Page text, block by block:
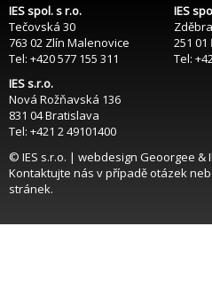
IES spol. s r.o.
Tečovská 30
763 02 Zlín Malenovice
Tel: +420 577 155 311
IES
251 01
Tel:
IES s.r.o.
Nová Rožňavská 136
831 04 Bratislava
Tel: +421 2 49101400
© IES s.r.o. | webdesign Geoorgee &
Kontaktujte nás v případě otázek
stránek.